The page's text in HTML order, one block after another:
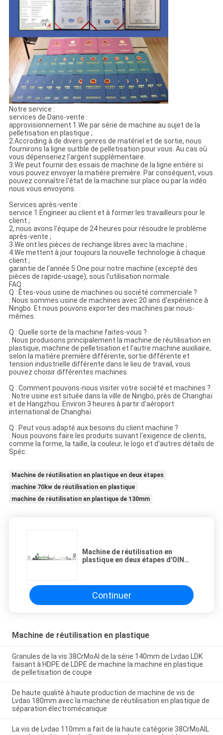
Notre service :
services de Dans-vente :
approvisionnement 1.We par série de machine au sujet de la
pelletisation en plastique ;
2.Accroding à de divers genres de matériel et de sortie, nous
fournirons la ligne suitble de pelletisation pour vous. Au cas où
vous dépenseriez l'argent supplémentaire.
3.We peut fournir des essais de machine de la ligne entière si
vous pouvez envoyer la matière première. Par conséquent, vous
pouvez connaître l'état de la machine sur place ou par la vidéo
nous vous envoyons.
Services après-vente :
service 1.Engineer au client et à former les travailleurs pour le
client ;
2, nous avons l'équipe de 24 heures pour résoudre le problème
après-vente ;
3.We ont les pièces de rechange libres avec la machine ;
4.We mettent à jour toujours la nouvelle technologie à chaque
client ;
garantie de l'année 5.One pour notre machine (excepté des
pièces de rapide-usage), sous l'utilisation normale.
FAQ :
Q : Êtes-vous usine de machines ou société commerciale ?
: Nous sommes usine de machines avec 20 ans d'expérience à
Ningbo. Et nous pouvons exporter des machines par nous-
mêmes.
Q : Quelle sorte de la machine faites-vous ?
: Nous produisons principalement la machine de réutilisation en
plastique, machine de pelletisation et l'autre machine auxiliaire,
selon la matière première différente, sortie différente et
tension industrielle différente dans le lieu de travail, vous
pouvez choisir différentes machines.
Q : Comment pouvons-nous visiter votre société et machines ?
: Notre usine est située dans la ville de Ningbo, près de Changhaï
et de Hangzhou. Environ 3 heures à partir d'aéroport
international de Changhaï.
Q : Peut vous adapté aux besoins du client machine ?
: Nous pouvons faire les produits suivant l'exigence de clients,
comme la forme, la taille, la couleur, le logo et d'autres détails de
Spéc.
Machine de réutilisation en plastique en deux étapes
machine 70kw de réutilisation en plastique
machine de réutilisation en plastique de 130mm
Machine de réutilisation en
plastique en deux étapes d'OIN
Continuer
Machine de réutilisation en plastique
Granules de la vis 38CrMoAl de la série 140mm de Lvdao LDK
faisant à HDPE de LDPE de machine la machine en plastique
de pelletisation de coupe
De haute qualité à haute production de machine de vis de
Lvdao 180mm avec la machine de réutilisation en plastique de
séparation électromécanique
La vis de Lvdao 110mm a fait de la haute catégorie 38CrMoAIL